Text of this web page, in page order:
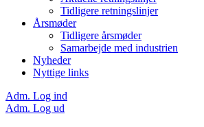
Tidligere retningslinjer
Årsmøder
Tidligere årsmøder
Samarbejde med industrien
Nyheder
Nyttige links
Adm. Log ind
Adm. Log ud